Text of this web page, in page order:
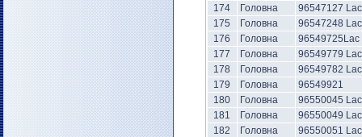
174
Головна
96547127 Lac
175
Головна
96547248 Lac
176
Головна
96549725Lac
177
Головна
96549779 Lac
178
Головна
96549782 Lac
179
Головна
96549921
180
Головна
96550045 Lac
181
Головна
96550049 Lac
182
Головна
96550051 Lac